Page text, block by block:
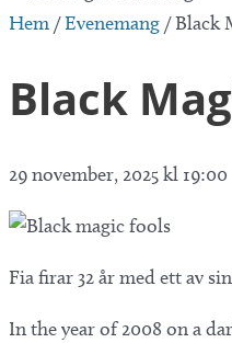
Hem /Evenemang /Black
Black
29 november, 2025 kl 19:00
Fia firar 32 år med ett av
In the year of 2008 on a